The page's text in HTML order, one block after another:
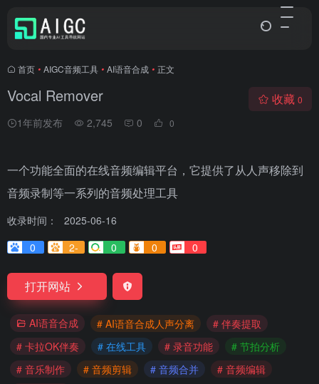
首页 • AIGC音频工具 • AI语音合成 • 正文
Vocal Remover
1年前发布 2,745 0 0
收藏 0
一个功能全面的在线音频编辑平台，它提供了从人声移除到
音频录制等一系列的音频处理工具
收录时间：
2025-06-16
0
2- 0 0 0
打开网站
AI语音合成 # AI语音合成人声分离
# 伴奏提取
# 卡拉OK伴奏
# 在线工具 # 录音功能
# 节拍分析
# 音乐制作
# 音频剪辑 # 音频合并
# 音频编辑